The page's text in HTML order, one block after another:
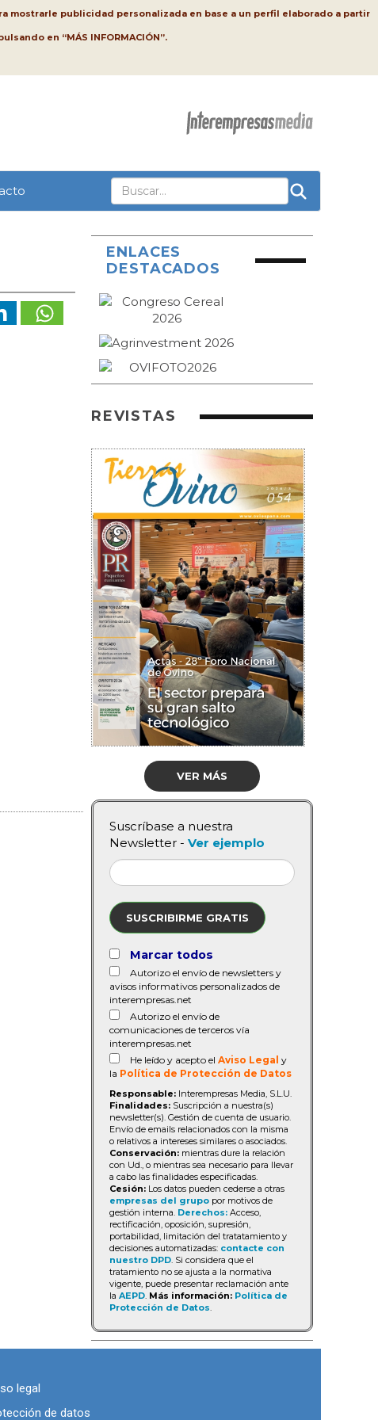
mostrarle publicidad personalizada en base a un perfil elaborado a partir
en “MÁS INFORMACIÓN”.
ENLACES
DESTACADOS
REVISTAS
VER MÁS
Suscríbase a nuestra
Newsletter - Ver ejemplo
SUSCRIBIRME GRATIS
Marcar todos
Autorizo el envío de newsletters y
avisos informativos personalizados de
interempresas.net
Autorizo el envío de
comunicaciones de terceros vía
interempresas.net
He leído y acepto el Aviso Legal y
la Política de Protección de Datos
Responsable: Interempresas Media, S.L.U.
Finalidades: Suscripción a nuestra(s)
newsletter(s). Gestión de cuenta de usuario.
Envío de emails relacionados con la misma
o relativos a intereses similares o asociados.
Conservación: mientras dure la relación
con Ud., o mientras sea necesario para llevar
a cabo las finalidades especificadas.
Cesión: Los datos pueden cederse a otras
empresas del grupo por motivos de
gestión interna. Derechos: Acceso,
rectificación, oposición, supresión,
portabilidad, limitación del tratatamiento y
decisiones automatizadas: contacte con
nuestro DPD. Si considera que el
tratamiento no se ajusta a la normativa
vigente, puede presentar reclamación ante
la AEPD. Más información: Política de
Protección de Datos.
legal
de datos